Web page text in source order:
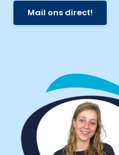
Mail ons direct!